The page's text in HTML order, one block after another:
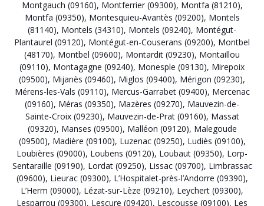
Montgauch (09160), Montferrier (09300), Montfa (81210),
Montfa (09350), Montesquieu-Avantès (09200), Montels
(81140), Montels (34310), Montels (09240), Montégut-
Plantaurel (09120), Montégut-en-Couserans (09200), Montbel
(48170), Montbel (09600), Montardit (09230), Montaillou
(09110), Montagagne (09240), Monesple (09130), Mirepoix
(09500), Mijanès (09460), Miglos (09400), Mérigon (09230),
Mérens-les-Vals (09110), Mercus-Garrabet (09400), Mercenac
(09160), Méras (09350), Mazères (09270), Mauvezin-de-
Sainte-Croix (09230), Mauvezin-de-Prat (09160), Massat
(09320), Manses (09500), Malléon (09120), Malegoude
(09500), Madière (09100), Luzenac (09250), Ludiès (09100),
Loubières (09000), Loubens (09120), Loubaut (09350), Lorp-
Sentaraille (09190), Lordat (09250), Lissac (09700), Limbrassac
(09600), Lieurac (09300), L’Hospitalet-près-l’Andorre (09390),
L’Herm (09000), Lézat-sur-Lèze (09210), Leychert (09300),
Lesparrou (09300), Lescure (09420), Lescousse (09100), Les